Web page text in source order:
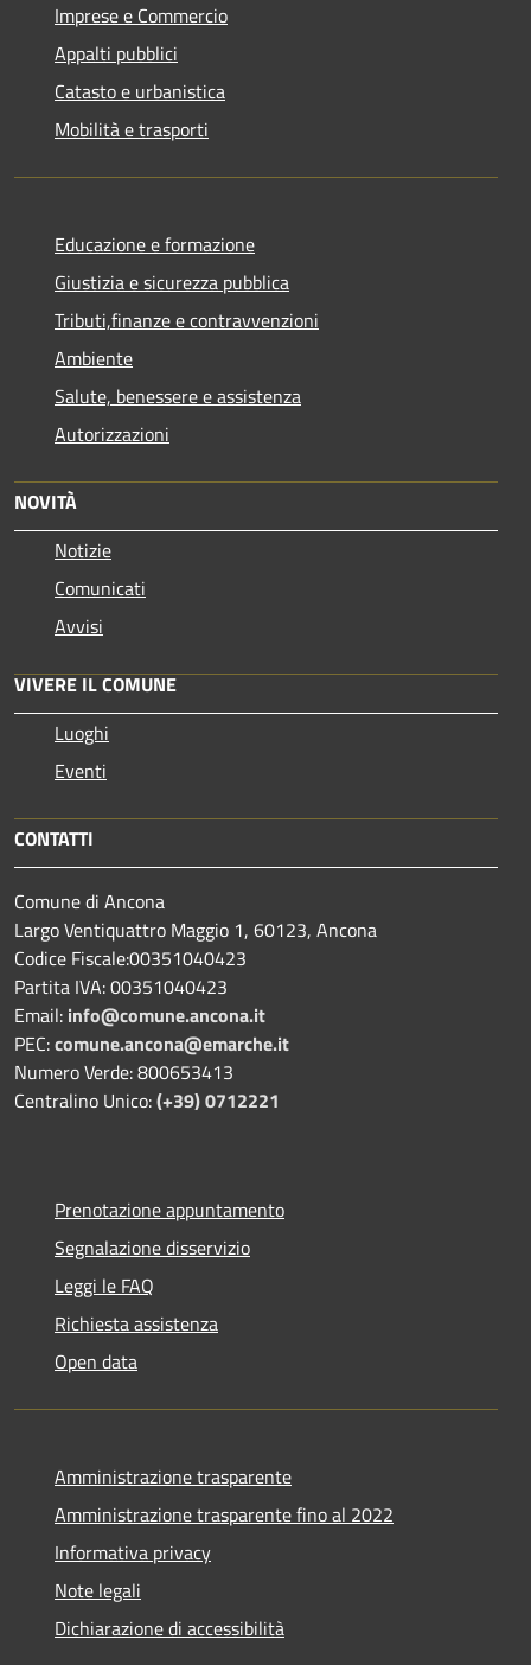
Imprese e Commercio
Appalti pubblici
Catasto e urbanistica
Mobilità e trasporti
Educazione e formazione
Giustizia e sicurezza pubblica
Tributi,finanze e contravvenzioni
Ambiente
Salute, benessere e assistenza
Autorizzazioni
NOVITÀ
Notizie
Comunicati
Avvisi
VIVERE IL COMUNE
Luoghi
Eventi
CONTATTI
Comune di Ancona
Largo Ventiquattro Maggio 1, 60123, Ancona
Codice Fiscale:00351040423
Partita IVA: 00351040423
Email: info@comune.ancona.it
PEC:comune.ancona@emarche.it
Numero Verde: 800653413
Centralino Unico:(+39) 0712221
Prenotazione appuntamento
Segnalazione disservizio
Leggi le FAQ
Richiesta assistenza
Open data
Amministrazione trasparente
Amministrazione trasparente fino al 2022
Informativa privacy
Note legali
Dichiarazione di accessibilità